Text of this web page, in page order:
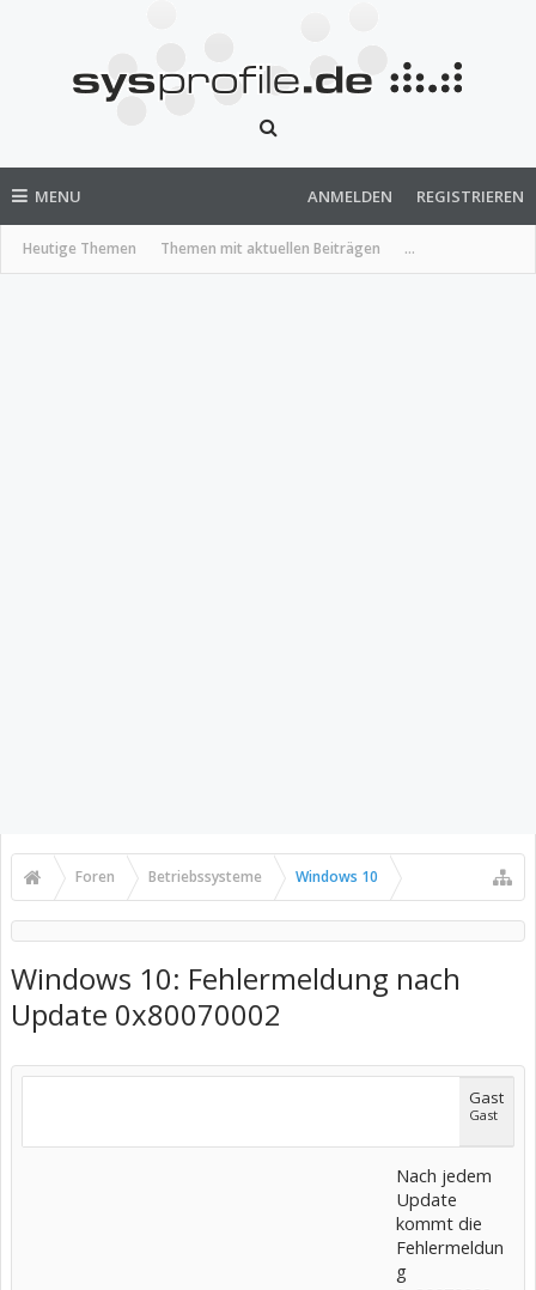
MENU
Heutige Themen Themen mit aktuellen Beiträgen ...
ANMELDEN REGISTRIEREN
Foren Betriebssysteme Windows 10
Windows 10: Fehlermeldung nach
Update 0x80070002
Gast
Gast
Nach jedem
Update
kommt die
Fehlermeldun
g